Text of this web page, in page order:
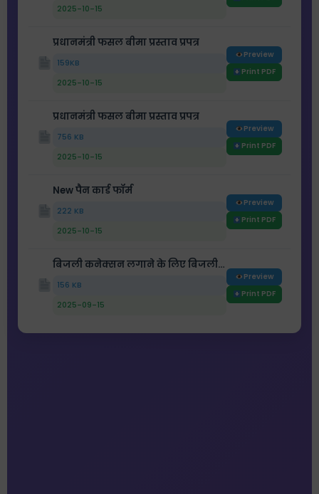
2025-10-15
प्रधानमंत्री फसल बीमा प्रस्ताव प्रपत्र
159KB
2025-10-15
Preview
Print PDF
प्रधानमंत्री फसल बीमा प्रस्ताव प्रपत्र
756 KB
2025-10-15
Preview
Print PDF
New पैन कार्ड फॉर्म
222 KB
2025-10-15
Preview
Print PDF
बिजली कनेक्सन लगाने के लिए बिजली कनेक्सन फॉर्म विवाह
156 KB
2025-09-15
Preview
Print PDF